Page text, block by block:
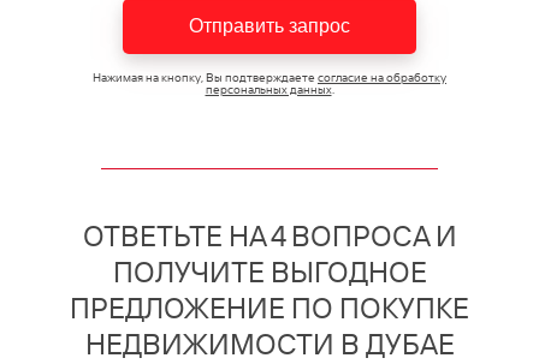
Отправить запрос
Нажимая на кнопку, Вы подтверждаетесогласие на обработку
персональных данных.
ОТВЕТЬТЕ НА 4 ВОПРОСА И
ПОЛУЧИТЕ ВЫГОДНОЕ
ПРЕДЛОЖЕНИЕ ПО ПОКУПКЕ
НЕДВИЖИМОСТИ В ДУБАЕ